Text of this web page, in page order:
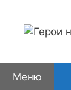
содержимому
Меню